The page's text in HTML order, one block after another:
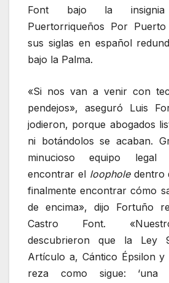
Font bajo la
Puertorriqueños Por
sus siglas en español
bajo la Palma.
«Si nos van a venir con
pendejos», aseguró Luis
jodieron, porque abogados
ni botándolos se acaban.
minucioso equipo legal
encontrar el loopholedentro
finalmente encontrar cómo
de encima», dijo Fortuño
Castro Font.
descubrieron que la Ley
Artículo a, Cántico Épsilon y
reza como sigue: ‘una